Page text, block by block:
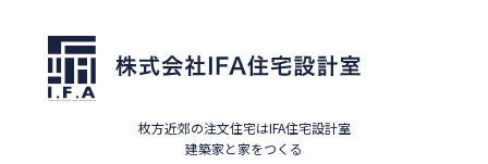
枚方近郊の注文住宅はIFA住宅設計室
建築家と家をつくる